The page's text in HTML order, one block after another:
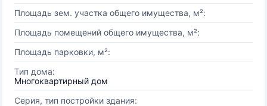
Площадь зем. участка общего имущества, м²:
Площадь помещений общего имущества, м²:
Площадь парковки, м²:
Тип дома:
Многоквартирный дом
Серия, тип постройки здания: